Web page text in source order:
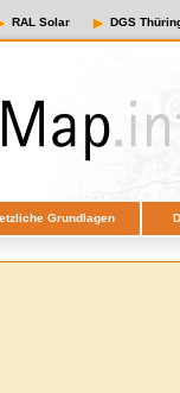
RAL Solar DGS
Grundlagen